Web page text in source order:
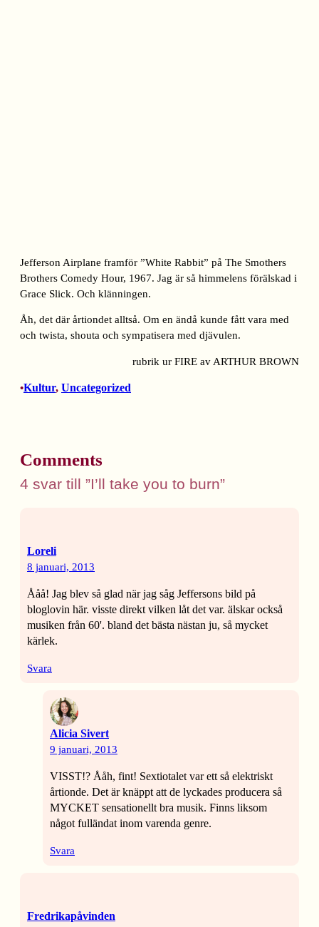
Jefferson Airplane framför ”White Rabbit” på The Smothers
Brothers Comedy Hour, 1967. Jag är så himmelens förälskad i
Grace Slick. Och klänningen.
Åh, det där årtiondet alltså. Om en ändå kunde fått vara med
och twista, shouta och sympatisera med djävulen.
rubrik ur FIRE av ARTHUR BROWN
•Kultur, Uncategorized
Comments
4 svar till ”I’ll take you to burn”
Loreli
8 januari, 2013
Ååå! Jag blev så glad när jag såg Jeffersons bild på
bloglovin här. visste direkt vilken låt det var. älskar också
musiken från 60'. bland det bästa nästan ju, så mycket
kärlek.
Svara
Alicia Sivert
9 januari, 2013
VISST!? Ååh, fint! Sextiotalet var ett så elektriskt
årtionde. Det är knäppt att de lyckades producera så
MYCKET sensationellt bra musik. Finns liksom
något fulländat inom varenda genre.
Svara
Fredrikapåvinden